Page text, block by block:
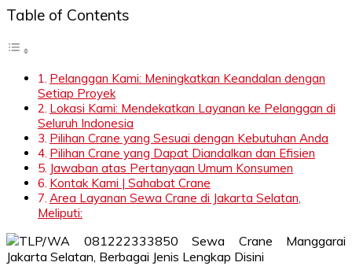
Table of Contents
Pelanggan Kami: Meningkatkan Keandalan dengan
Setiap Proyek
Lokasi Kami: Mendekatkan Layanan ke Pelanggan di
Seluruh Indonesia
Pilihan Crane yang Sesuai dengan Kebutuhan Anda
Pilihan Crane yang Dapat Diandalkan dan Efisien
Jawaban atas Pertanyaan Umum Konsumen
Kontak Kami | Sahabat Crane
Area Layanan Sewa Crane di Jakarta Selatan,
Meliputi: